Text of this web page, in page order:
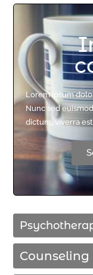
Lorem ipsum
Nunc sed
dictum, viverra
Counseling